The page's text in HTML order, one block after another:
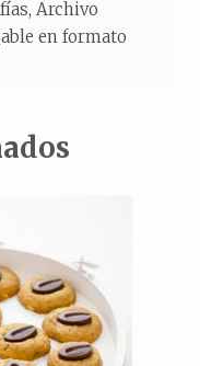
Archivo
en formato